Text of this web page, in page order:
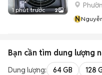
1 phút trước 2
N
Bạn cần tìm dung lượng
Dung lượng: 64 GB 128